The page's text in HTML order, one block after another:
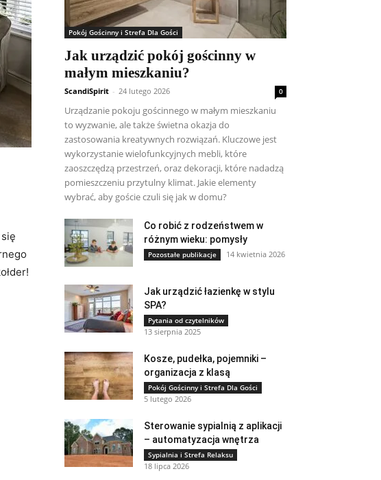
Pokój Gościnny i Strefa Dla Gości
Jak urządzić pokój gościnny w
małym mieszkaniu?
ScandiSpirit - 24 lutego 2026 0
Urządzanie pokoju gościnnego w małym mieszkaniu
to wyzwanie, ale także świetna okazja do
zastosowania kreatywnych rozwiązań. Kluczowe jest
wykorzystanie wielofunkcyjnych mebli, które
zaoszczędzą przestrzeń, oraz dekoracji, które nadadzą
pomieszczeniu przytulny klimat. Jakie elementy
wybrać, aby goście czuli się jak w domu?
Co robić z rodzeństwem w
różnym wieku: pomysły
Pozostałe publikacje 14 kwietnia 2026
Jak urządzić łazienkę w stylu
SPA?
Pytania od czytelników
13 sierpnia 2025
Kosze, pudełka, pojemniki –
organizacja z klasą
Pokój Gościnny i Strefa Dla Gości
5 lutego 2026
Sterowanie sypialnią z aplikacji
– automatyzacja wnętrza
Sypialnia i Strefa Relaksu
18 lipca 2026